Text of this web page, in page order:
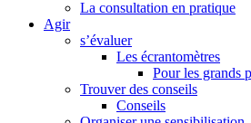
La consultation en pratique
Agir
s’évaluer
Les écrantomètres
Pour les grands
Trouver des conseils
Conseils